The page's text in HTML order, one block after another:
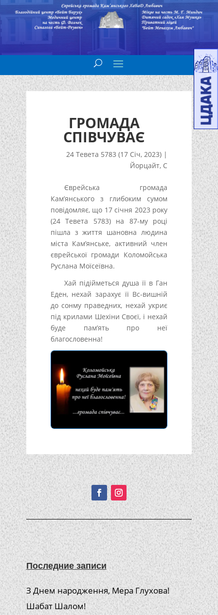
ГРОМАДА
СПІВЧУВАЄ
24 Тевета 5783 (17 Січ, 2023) |
Йорцайт, С
Єврейська громада
Кам’янського з глибоким сумом
повідомляє, що 17 січня 2023 року
(24 Тевета 5783) на 87-му році
пішла з життя шановна людина
міста Кам’янське, активний член
єврейської громади Коломойська
Руслана Моїсеївна.
Хай підійметься душа її в Ган
Еден, нехай зарахує її Вс-вишній
до сонму праведних, нехай укриє
під крилами Шехіни Своєї, і нехай
буде пам’ять про неї
благословенна!
Подписывайтесь!
Последние записи
З Днем народження, Мера Глухова!
Шабат Шалом!